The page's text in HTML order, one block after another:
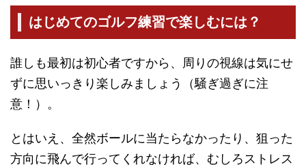
はじめてのゴルフ練習で楽しむには？
誰しも最初は初心者ですから、周りの視線は気にせ
ずに思いっきり楽しみましょう（騒ぎ過ぎに注
意！）。
とはいえ、全然ボールに当たらなかったり、狙った
方向に飛んで行ってくれなければ、むしろストレス